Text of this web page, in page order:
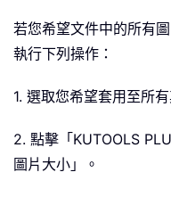
若您希望文件中的所有
執行下列操作：
1. 選取您希望套用至所
2. 點擊「KUTOOLS
圖片大小」。